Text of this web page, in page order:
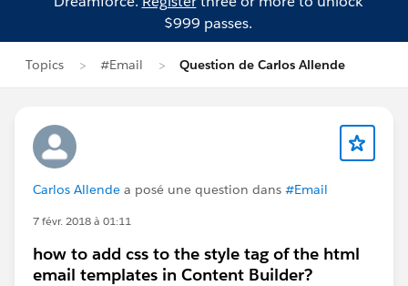
$999 passes.
Topics #Email Question de Carlos Allende
Carlos Allende a posé une question dans #Email
7 févr. 2018 à 01:11
how to add css to the style tag of the html
email templates in Content Builder?